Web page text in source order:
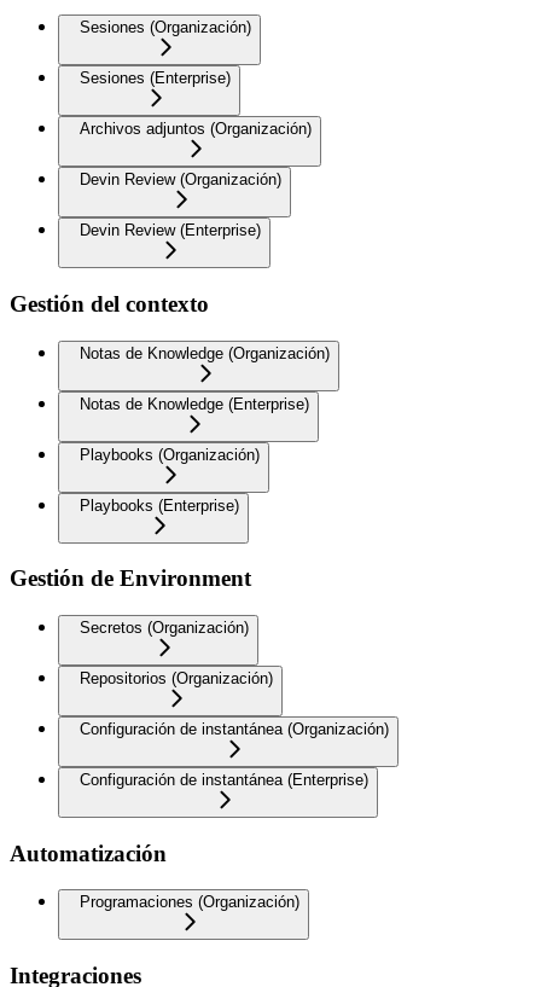
Sesiones (Organización)
Sesiones (Enterprise)
Archivos adjuntos (Organización)
Devin Review (Organización)
Devin Review (Enterprise)
Gestión del contexto
Notas de Knowledge (Organización)
Notas de Knowledge (Enterprise)
Playbooks (Organización)
Playbooks (Enterprise)
Gestión de Environment
Secretos (Organización)
Repositorios (Organización)
Configuración de instantánea (Organización)
Configuración de instantánea (Enterprise)
Automatización
Programaciones (Organización)
Integraciones